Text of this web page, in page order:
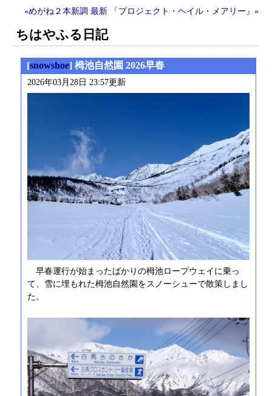
«めがね２本新調 最新 「プロジェクト・ヘイル・メアリー』»
ちはやふる日記
[snowshoe] 栂池自然園 2026早春
2026年03月28日 23:57更新
早春運行が始まったばかりの栂池ロープウェイに乗っ
て、雪に埋もれた栂池自然園をスノーシューで散策しまし
た。